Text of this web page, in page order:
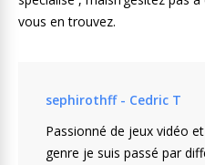
vous en trouvez.
sephirothff - Cedric T
Passionné de jeux vidéo
genre je suis passé par